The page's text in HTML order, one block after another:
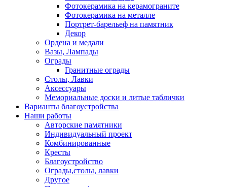
Фотокерамика на керамограните
Фотокерамика на металле
Портрет-барельеф на памятник
Декор
Ордена и медали
Вазы, Лампады
Ограды
Гранитные ограды
Столы, Лавки
Аксессуары
Мемориальные доски и литые таблички
Варианты благоустройства
Наши работы
Авторские памятники
Индивидуальный проект
Комбинированные
Кресты
Благоустройство
Ограды,столы, лавки
Другое